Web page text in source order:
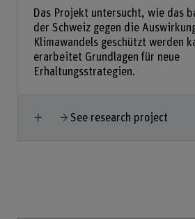
Das Projekt untersucht, wie das
der Schweiz gegen die
Klimawandels geschützt werden
erarbeitet Grundlagen für neue
Erhaltungsstrategien.
Show more
See research project